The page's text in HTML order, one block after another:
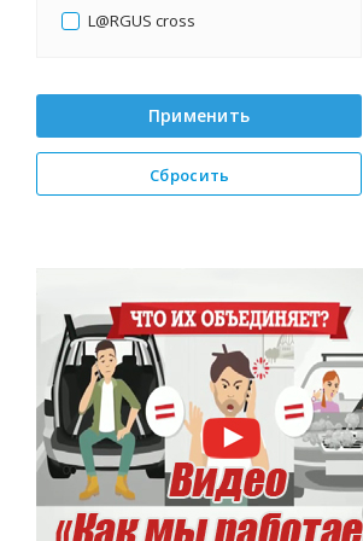
L@RGUS cross
Применить
Сбросить